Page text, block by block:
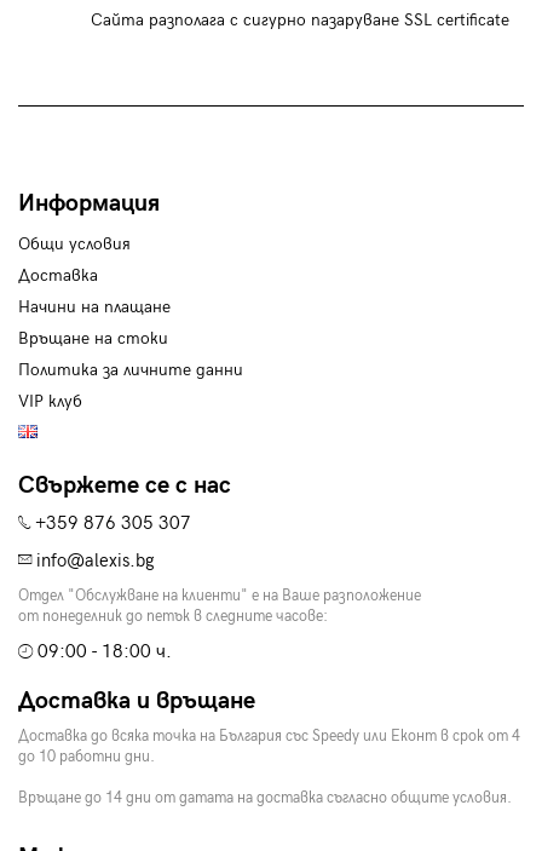
Сайта разполага с сигурно пазаруване SSL certificate
Информация
Общи условия
Доставка
Начини на плащане
Връщане на стоки
Политика за личните данни
VIP клуб
Свържете се с нас
+359 876 305 307
info@alexis.bg
Отдел "Обслужване на клиенти" е на Ваше разположение
от понеделник до петък в следните часове:
09:00 - 18:00 ч.
Доставка и връщане
Доставка до всяка точка на България със Speedy или Еконт в срок от 4
до 10 работни дни.
Връщане до 14 дни от датата на доставка съгласно общите условия.